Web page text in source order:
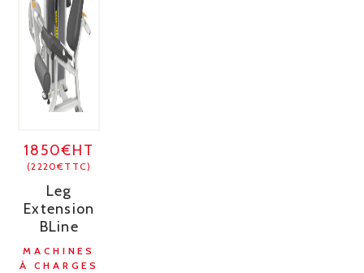
1850€HT
(2220€TTC)
Leg
Extension
BLine
MACHINES
À CHARGES